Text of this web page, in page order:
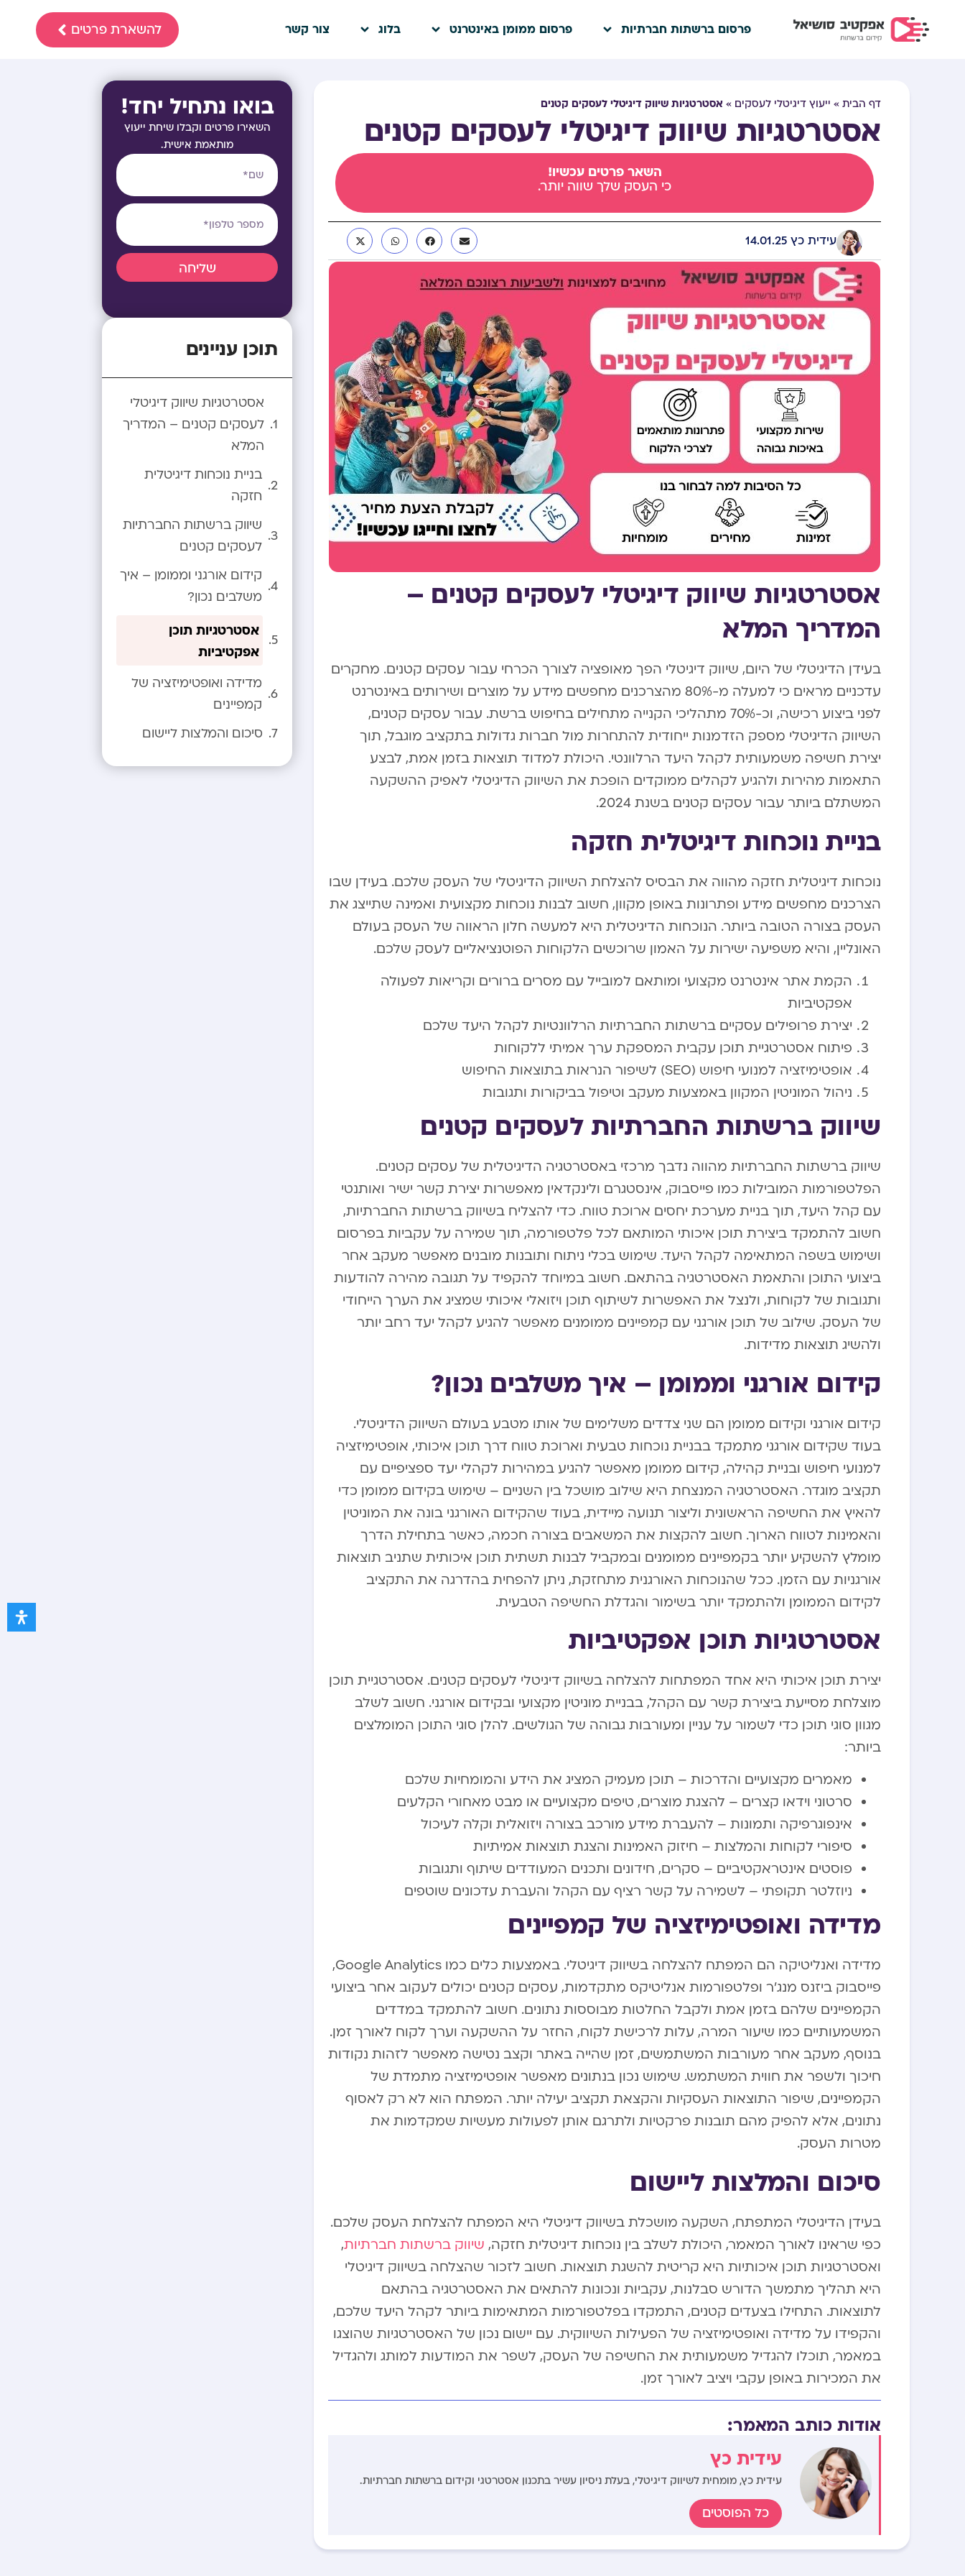
פרסום ברשתות חברתיות פרסום ממומן באינטרנט בלוג צור קשר להשארת פרטים
דף הבית » ייעוץ דיגיטלי לעסקים » אסטרטגיות שיווק דיגיטלי לעסקים קטנים
אסטרטגיות שיווק דיגיטלי לעסקים קטנים
השאר פרטים עכשיו!
כי העסק שלך שווה יותר.
עידית כץ 14.01.25
אסטרטגיות שיווק דיגיטלי לעסקים קטנים –
המדריך המלא
בעידן הדיגיטלי של היום, שיווק דיגיטלי הפך מאופציה לצורך הכרחי עבור עסקים קטנים. מחקרים
עדכניים מראים כי למעלה מ-80% מהצרכנים מחפשים מידע על מוצרים ושירותים באינטרנט
לפני ביצוע רכישה, וכ-70% מתהליכי הקנייה מתחילים בחיפוש ברשת. עבור עסקים קטנים,
השיווק הדיגיטלי מספק הזדמנות ייחודית להתחרות מול חברות גדולות בתקציב מוגבל, תוך
יצירת חשיפה משמעותית לקהל היעד הרלוונטי. היכולת למדוד תוצאות בזמן אמת, לבצע
התאמות מהירות ולהגיע לקהלים ממוקדים הופכת את השיווק הדיגיטלי לאפיק ההשקעה
המשתלם ביותר עבור עסקים קטנים בשנת 2024.
בניית נוכחות דיגיטלית חזקה
נוכחות דיגיטלית חזקה מהווה את הבסיס להצלחת השיווק הדיגיטלי של העסק שלכם. בעידן שבו
הצרכנים מחפשים מידע ופתרונות באופן מקוון, חשוב לבנות נוכחות מקצועית ואמינה שתייצג את
העסק בצורה הטובה ביותר. הנוכחות הדיגיטלית היא למעשה חלון הראווה של העסק בעולם
האונליין, והיא משפיעה ישירות על האמון שרוכשים הלקוחות הפוטנציאליים לעסק שלכם.
הקמת אתר אינטרנט מקצועי ומותאם למובייל עם מסרים ברורים וקריאות לפעולה
אפקטיביות
יצירת פרופילים עסקיים ברשתות החברתיות הרלוונטיות לקהל היעד שלכם
פיתוח אסטרטגיית תוכן עקבית המספקת ערך אמיתי ללקוחות
אופטימיזציה למנועי חיפוש (SEO) לשיפור הנראות בתוצאות החיפוש
ניהול המוניטין המקוון באמצעות מעקב וטיפול בביקורות ותגובות
שיווק ברשתות החברתיות לעסקים קטנים
שיווק ברשתות החברתיות מהווה נדבך מרכזי באסטרטגיה הדיגיטלית של עסקים קטנים.
הפלטפורמות המובילות כמו פייסבוק, אינסטגרם ולינקדאין מאפשרות יצירת קשר ישיר ואותנטי
עם קהל היעד, תוך בניית מערכת יחסים ארוכת טווח. כדי להצליח בשיווק ברשתות החברתיות,
חשוב להתמקד ביצירת תוכן איכותי המותאם לכל פלטפורמה, תוך שמירה על עקביות בפרסום
ושימוש בשפה המתאימה לקהל היעד. שימוש בכלי ניתוח ותובנות מובנים מאפשר מעקב אחר
ביצועי התוכן והתאמת האסטרטגיה בהתאם. חשוב במיוחד להקפיד על תגובה מהירה להודעות
ותגובות של לקוחות, ולנצל את האפשרות לשיתוף תוכן ויזואלי איכותי שמציג את הערך הייחודי
של העסק. שילוב של תוכן אורגני עם קמפיינים ממומנים מאפשר להגיע לקהל יעד רחב יותר
ולהשיג תוצאות מדידות.
קידום אורגני וממומן – איך משלבים נכון?
קידום אורגני וקידום ממומן הם שני צדדים משלימים של אותו מטבע בעולם השיווק הדיגיטלי.
בעוד שקידום אורגני מתמקד בבניית נוכחות טבעית וארוכת טווח דרך תוכן איכותי, אופטימיזציה
למנועי חיפוש ובניית קהילה, קידום ממומן מאפשר להגיע במהירות לקהלי יעד ספציפיים עם
תקציב מוגדר. האסטרטגיה המנצחת היא שילוב מושכל בין השניים – שימוש בקידום ממומן כדי
להאיץ את החשיפה הראשונית וליצור תנועה מיידית, בעוד שהקידום האורגני בונה את המוניטין
והאמינות לטווח הארוך. חשוב להקצות את המשאבים בצורה חכמה, כאשר בתחילת הדרך
מומלץ להשקיע יותר בקמפיינים ממומנים ובמקביל לבנות תשתית תוכן איכותית שתניב תוצאות
אורגניות עם הזמן. ככל שהנוכחות האורגנית מתחזקת, ניתן להפחית בהדרגה את התקציב
לקידום הממומן ולהתמקד יותר בשימור והגדלת החשיפה הטבעית.
אסטרטגיות תוכן אפקטיביות
יצירת תוכן איכותי היא אחד המפתחות להצלחה בשיווק דיגיטלי לעסקים קטנים. אסטרטגיית תוכן
מוצלחת מסייעת ביצירת קשר עם הקהל, בבניית מוניטין מקצועי ובקידום אורגני. חשוב לשלב
מגוון סוגי תוכן כדי לשמור על עניין ומעורבות גבוהה של הגולשים. להלן סוגי התוכן המומלצים
ביותר:
מאמרים מקצועיים והדרכות – תוכן מעמיק המציג את הידע והמומחיות שלכם
סרטוני וידאו קצרים – להצגת מוצרים, טיפים מקצועיים או מבט מאחורי הקלעים
אינפוגרפיקה ותמונות – להעברת מידע מורכב בצורה ויזואלית וקלה לעיכול
סיפורי לקוחות והמלצות – חיזוק האמינות והצגת תוצאות אמיתיות
פוסטים אינטראקטיביים – סקרים, חידונים ותכנים המעודדים שיתוף ותגובות
ניוזלטר תקופתי – לשמירה על קשר רציף עם הקהל והעברת עדכונים שוטפים
מדידה ואופטימיזציה של קמפיינים
מדידה ואנליטיקה הם המפתח להצלחה בשיווק דיגיטלי. באמצעות כלים כמו Google Analytics,
פייסבוק ביזנס מנג’ר ופלטפורמות אנליטיקס מתקדמות, עסקים קטנים יכולים לעקוב אחר ביצועי
הקמפיינים שלהם בזמן אמת ולקבל החלטות מבוססות נתונים. חשוב להתמקד במדדים
המשמעותיים כמו שיעור המרה, עלות לרכישת לקוח, החזר על ההשקעה וערך לקוח לאורך זמן.
בנוסף, מעקב אחר מעורבות המשתמשים, זמן שהייה באתר וקצב נטישה מאפשר לזהות נקודות
חיכוך ולשפר את חווית המשתמש. שימוש נכון בנתונים מאפשר אופטימיזציה מתמדת של
הקמפיינים, שיפור התוצאות העסקיות והקצאת תקציב יעילה יותר. המפתח הוא לא רק לאסוף
נתונים, אלא להפיק מהם תובנות פרקטיות ולתרגם אותן לפעולות מעשיות שמקדמות את
מטרות העסק.
סיכום והמלצות ליישום
בעידן הדיגיטלי המתפתח, השקעה מושכלת בשיווק דיגיטלי היא המפתח להצלחת העסק שלכם.
כפי שראינו לאורך המאמר, היכולת לשלב בין נוכחות דיגיטלית חזקה, שיווק ברשתות חברתיות,
ואסטרטגיות תוכן איכותיות היא קריטית להשגת תוצאות. חשוב לזכור שהצלחה בשיווק דיגיטלי
היא תהליך מתמשך הדורש סבלנות, עקביות ונכונות להתאים את האסטרטגיה בהתאם
לתוצאות. התחילו בצעדים קטנים, התמקדו בפלטפורמות המתאימות ביותר לקהל היעד שלכם,
והקפידו על מדידה ואופטימיזציה של הפעילות השיווקית. עם יישום נכון של האסטרטגיות שהוצגו
במאמר, תוכלו להגדיל משמעותית את החשיפה של העסק, לשפר את המודעות למותג ולהגדיל
את המכירות באופן עקבי ויציב לאורך זמן.
אודות כותב המאמר:
עידית כץ
עידית כץ, מומחית לשיווק דיגיטלי, בעלת ניסיון עשיר בתכנון אסטרטגי וקידום ברשתות חברתיות.
כל הפוסטים
בואו נתחיל יחד!
השאירו פרטים וקבלו שיחת ייעוץ
מותאמת אישית.
שליחה
תוכן עניינים
אסטרטגיות שיווק דיגיטלי
לעסקים קטנים – המדריך
המלא
בניית נוכחות דיגיטלית
חזקה
שיווק ברשתות החברתיות
לעסקים קטנים
קידום אורגני וממומן – איך
משלבים נכון?
אסטרטגיות תוכן
אפקטיביות
מדידה ואופטימיזציה של
קמפיינים
סיכום והמלצות ליישום